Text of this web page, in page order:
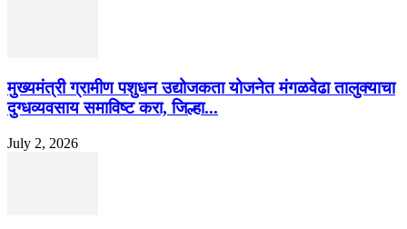
मुख्यमंत्री ग्रामीण पशुधन उद्योजकता योजनेत मंगळवेढा तालुक्याचा
दुग्धव्यवसाय समाविष्ट करा, जिल्हा...
July 2, 2026